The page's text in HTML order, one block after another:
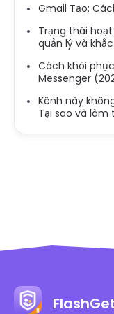
Gmail Tạo:
Trạng thái
quản lý và
Cách khôi
Messenger
Kênh này
Tại sao và làm